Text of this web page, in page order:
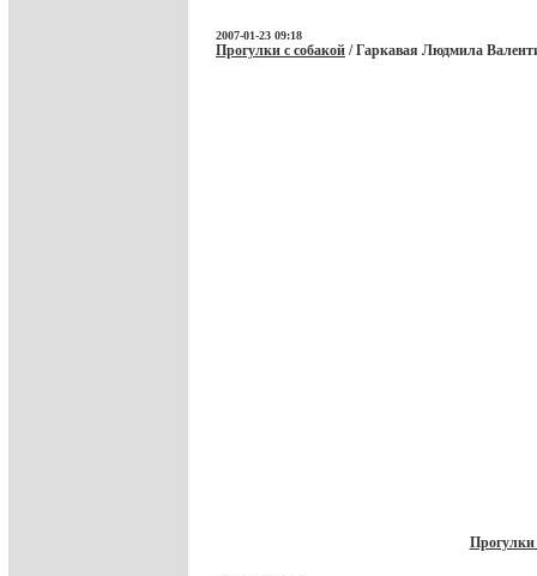
2007-01-23 09:18
Прогулки с собакой / Гаркавая Людмила
Прогулки